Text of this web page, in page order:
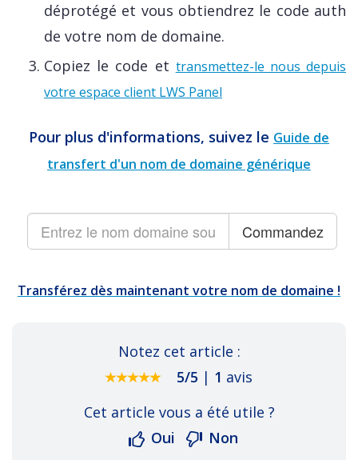
déprotégé et vous obtiendrez le code auth
de votre nom de domaine.
Copiez le code et transmettez-le nous depuis
votre espace client LWS Panel
Pour plus d'informations, suivez le Guide de
transfert d'un nom de domaine générique
Transférez dès maintenant votre nom de domaine !
Notez cet article :
5/5 | 1 avis
Cet article vous a été utile ?
Oui
Non